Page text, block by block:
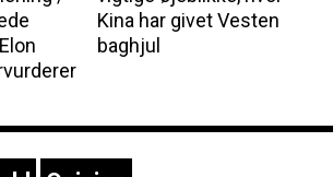
Kina har givet Vesten
baghjul